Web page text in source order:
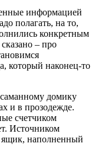
информацией
полагать, на то,
конкретным
– про
который наконец-то
домику
и в прозодежде.
счетчиком
Источником
ящик, наполненный